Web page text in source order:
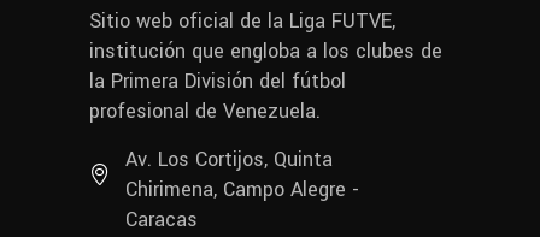
Sitio web oficial de la Liga FUTVE,
institución que engloba a los clubes de
la Primera División del fútbol
profesional de Venezuela.
Av. Los Cortijos, Quinta
Chirimena, Campo Alegre -
Caracas